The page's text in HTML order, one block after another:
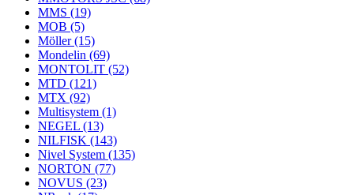
MMS (19)
MOB (5)
Möller(15)
Mondelin (69)
MONTOLIT (52)
MTD (121)
MTX (92)
Multisystem (1)
NEGEL (13)
NILFISK (143)
Nivel System (135)
NORTON (77)
NOVUS (23)